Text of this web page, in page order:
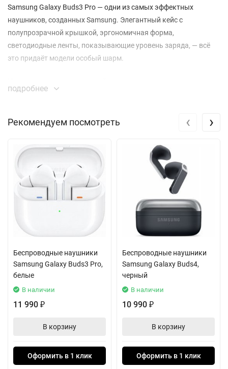
Samsung Galaxy Buds3 Pro — одни из самых эффектных
наушников, созданных Samsung. Элегантный кейс с
полупрозрачной крышкой, эргономичная форма,
светодиодные ленты, показывающие уровень заряда, — всё
это придаёт модели особый шарм.
шумоподавления, работающую в тандеме с продвинутыми AI-
Благодаря двухканальному усилителю звук приобретает
Насладитесь функцией Multipoint, позволяющей подключить
Samsung Galaxy Buds3 Pro к нескольким устройствам Galaxy
одновременно.
Двухполосная акустическая система Galaxy Buds3 Pro
обеспечивает богатое и сбалансированное звучание во всём
диапазоне частот.
Galaxy Buds3 Pro идеально дополнят смартфон с поддержкой
Galaxy AI. Функции расшифровки, перевод телефонных
звонков в реальном времени, общение в оживлённых местах,
— для владельца Buds3 Pro всё это станет приятным и
подробнее
Рекомендуем посмотреть
Беспроводные наушники
Samsung Galaxy Buds3 Pro,
белые
В наличии
11 990 ₽
В корзину
Оформить в 1 клик
Беспроводные наушники
Samsung Galaxy Buds4,
черный
В наличии
10 990 ₽
В корзину
Оформить в 1 клик
‹ ›